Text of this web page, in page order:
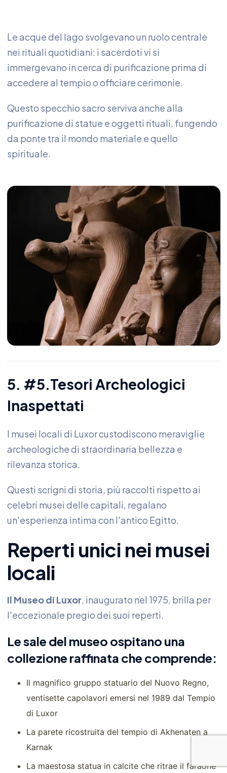
Le acque del lago svolgevano un ruolo centrale
nei rituali quotidiani: i sacerdoti vi si
immergevano in cerca di purificazione prima di
accedere al tempio o officiare cerimonie.
Questo specchio sacro serviva anche alla
purificazione di statue e oggetti rituali, fungendo
da ponte tra il mondo materiale e quello
spirituale.
5. #5.Tesori Archeologici
Inaspettati
I musei locali di Luxor custodiscono meraviglie
archeologiche di straordinaria bellezza e
rilevanza storica.
Questi scrigni di storia, più raccolti rispetto ai
celebri musei delle capitali, regalano
un'esperienza intima con l'antico Egitto.
Reperti unici nei musei
locali
Il Museo di Luxor, inaugurato nel 1975, brilla per
l'eccezionale pregio dei suoi reperti.
Le sale del museo ospitano una
collezione raffinata che comprende:
Il magnifico gruppo statuario del Nuovo Regno,
ventisette capolavori emersi nel 1989 dal Tempio
di Luxor
La parete ricostruita del tempio di Akhenaten a
Karnak
La maestosa statua in calcite che ritrae il faraone